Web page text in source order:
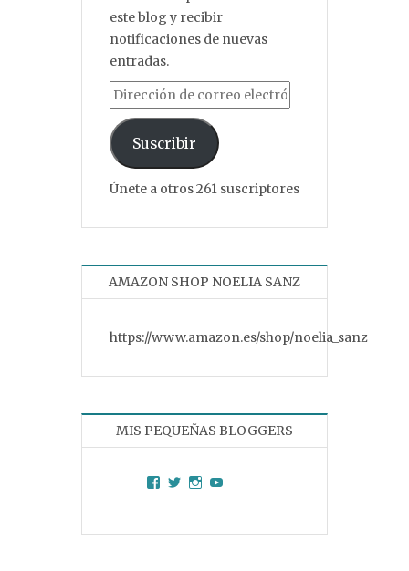
este blog y recibir
notificaciones de nuevas
entradas.
Dirección de correo electrónico
Suscribir
Únete a otros 261 suscriptores
AMAZON SHOP NOELIA SANZ
https://www.amazon.es/shop/noelia_sanz
MIS PEQUEÑAS BLOGGERS
Facebook
TwitterInstagram